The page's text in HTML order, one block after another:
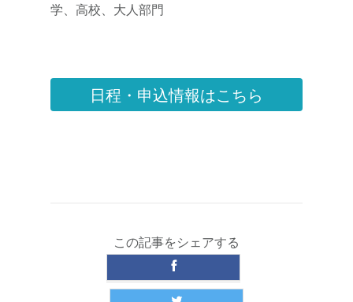
学、高校、大人部門
日程・申込情報はこちら
この記事をシェアする